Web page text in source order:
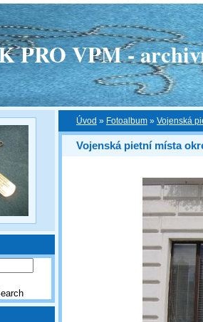
PRO VPM -
Úvod » Fotoalbum » Vojenská
Vojenská pietní místa